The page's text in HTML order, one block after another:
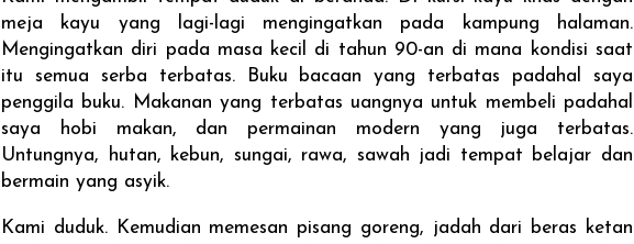
meja kayu yang lagi-lagi mengingatkan pada kampung halaman.
Mengingatkan diri pada masa kecil di tahun 90-an di mana kondisi saat
itu semua serba terbatas. Buku bacaan yang terbatas padahal saya
penggila buku. Makanan yang terbatas uangnya untuk membeli padahal
saya hobi makan, dan permainan modern yang juga terbatas.
Untungnya, hutan, kebun, sungai, rawa, sawah jadi tempat belajar dan
bermain yang asyik.
Kami duduk. Kemudian memesan pisang goreng, jadah dari beras ketan